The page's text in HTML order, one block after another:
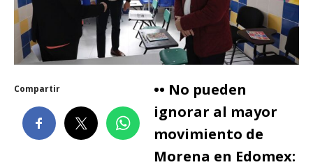
Compartir
•• No pueden
ignorar al mayor
movimiento de
Morena en Edomex: